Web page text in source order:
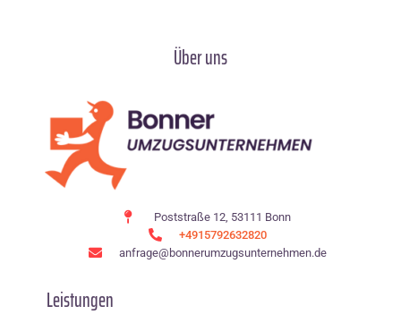
Über uns
Poststraße 12, 53111 Bonn
+4915792632820
anfrage@bonnerumzugsunternehmen.de
Leistungen